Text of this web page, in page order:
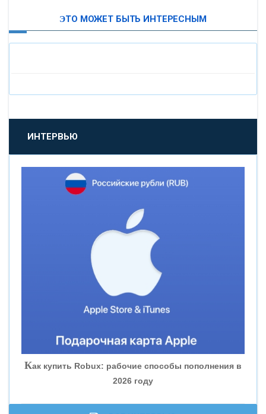
«БАНК САНКТ-ПЕТЕРБУРГ»
«ПРОМСВЯЗЬБАНК»
«НОВИКОМБАНК»
«ВНЕШПРОМБАНК»
«БАНК ГЛОБЭКС»
«СОВКОМБАНК»
ЭТО МОЖЕТ БЫТЬ ИНТЕРЕСНЫМ
ИНТЕРВЬЮ
Как купить Robux: рабочие способы пополнения в
2026 году